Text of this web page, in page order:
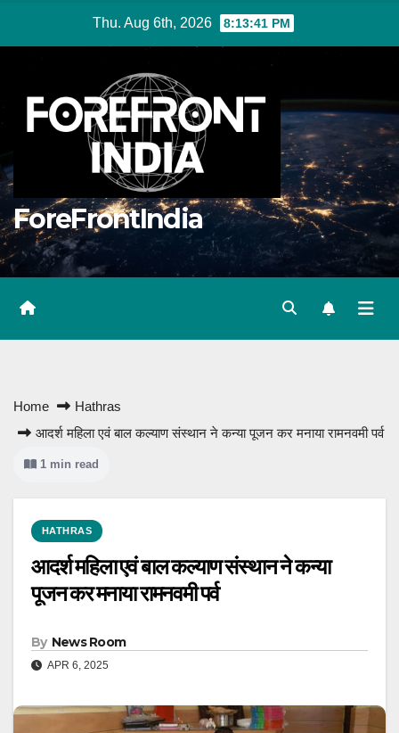
Thu. Aug 6th, 2026 8:13:42 PM
ForeFrontIndia
Home
Hathras
आदर्श महिला एवं बाल कल्याण संस्थान ने कन्या पूजन कर मनाया रामनवमी पर्व
1 min read
HATHRAS
आदर्श महिला एवं बाल कल्याण संस्थान ने कन्या
पूजन कर मनाया रामनवमी पर्व
By News Room
APR 6, 2025